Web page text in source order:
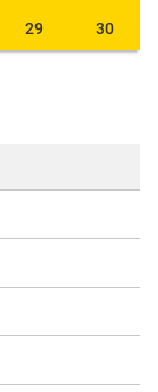
29 30